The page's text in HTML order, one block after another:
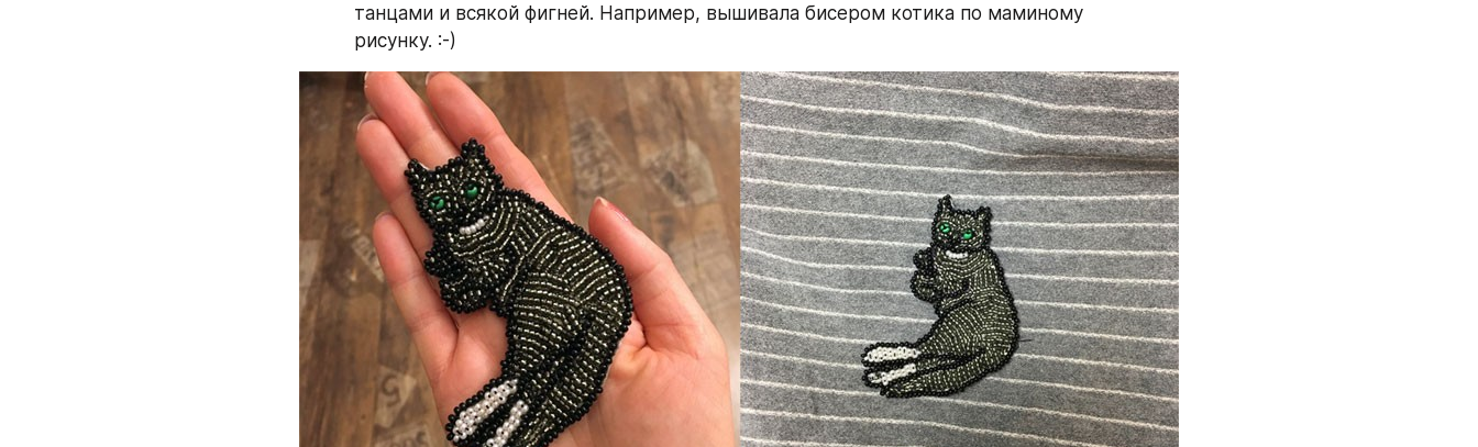
танцами и всякой фигней. Например, вышивала бисером котика по маминому
рисунку. :-)